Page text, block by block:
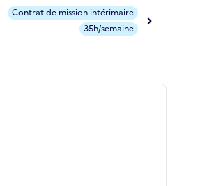
Contrat de mission intérimaire
35h/semaine